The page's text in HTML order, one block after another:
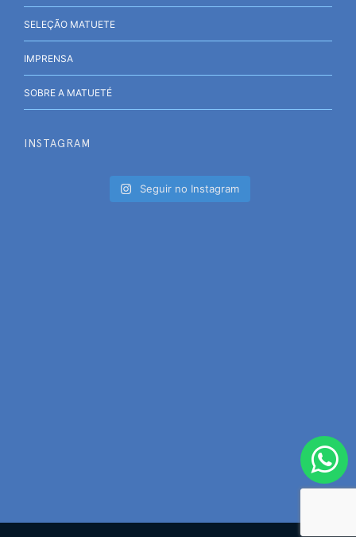
SELEÇÃO MATUETE
IMPRENSA
SOBRE A MATUETÉ
INSTAGRAM
Seguir no Instagram